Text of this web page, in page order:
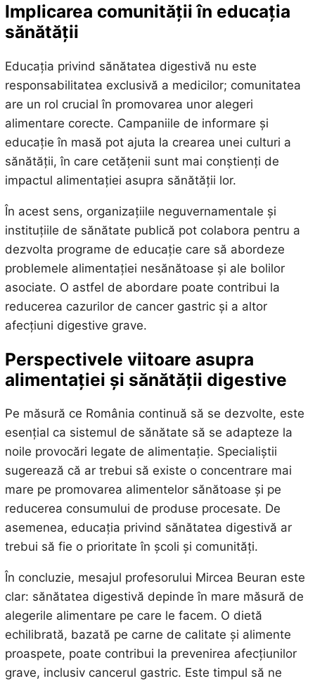
Implicarea comunității în educația
sănătății
Educația privind sănătatea digestivă nu este
responsabilitatea exclusivă a medicilor; comunitatea
are un rol crucial în promovarea unor alegeri
alimentare corecte. Campaniile de informare și
educație în masă pot ajuta la crearea unei culturi a
sănătății, în care cetățenii sunt mai conștienți de
impactul alimentației asupra sănătății lor.
În acest sens, organizațiile neguvernamentale și
instituțiile de sănătate publică pot colabora pentru a
dezvolta programe de educație care să abordeze
problemele alimentației nesănătoase și ale bolilor
asociate. O astfel de abordare poate contribui la
reducerea cazurilor de cancer gastric și a altor
afecțiuni digestive grave.
Perspectivele viitoare asupra
alimentației și sănătății digestive
Pe măsură ce România continuă să se dezvolte, este
esențial ca sistemul de sănătate să se adapteze la
noile provocări legate de alimentație. Specialiștii
sugerează că ar trebui să existe o concentrare mai
mare pe promovarea alimentelor sănătoase și pe
reducerea consumului de produse procesate. De
asemenea, educația privind sănătatea digestivă ar
trebui să fie o prioritate în școli și comunități.
În concluzie, mesajul profesorului Mircea Beuran este
clar: sănătatea digestivă depinde în mare măsură de
alegerile alimentare pe care le facem. O dietă
echilibrată, bazată pe carne de calitate și alimente
proaspete, poate contribui la prevenirea afecțiunilor
grave, inclusiv cancerul gastric. Este timpul să ne